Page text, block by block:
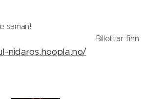
alle saman!
finn
nidaros.hoopla.no/